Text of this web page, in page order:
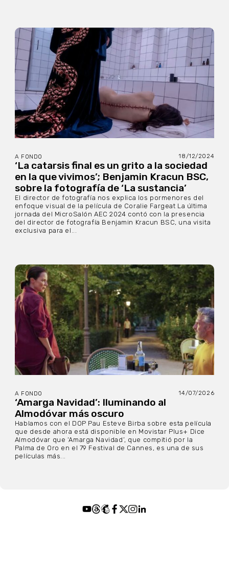
A FONDO 18/12/2024
‘La catarsis final es un grito a la sociedad
en la que vivimos’; Benjamin Kracun BSC,
sobre la fotografía de ‘La sustancia’
El director de fotografía nos explica los pormenores del
enfoque visual de la película de Coralie Fargeat La última
jornada del MicroSalón AEC 2024 contó con la presencia
del director de fotografía Benjamin Kracun BSC, una visita
exclusiva para el...
A FONDO 14/07/2026
‘Amarga Navidad’: Iluminando al
Almodóvar más oscuro
Hablamos con el DOP Pau Esteve Birba sobre esta película
que desde ahora está disponible en Movistar Plus+ Dice
Almodóvar que ‘Amarga Navidad’, que compitió por la
Palma de Oro en el 79 Festival de Cannes, es una de sus
películas más...